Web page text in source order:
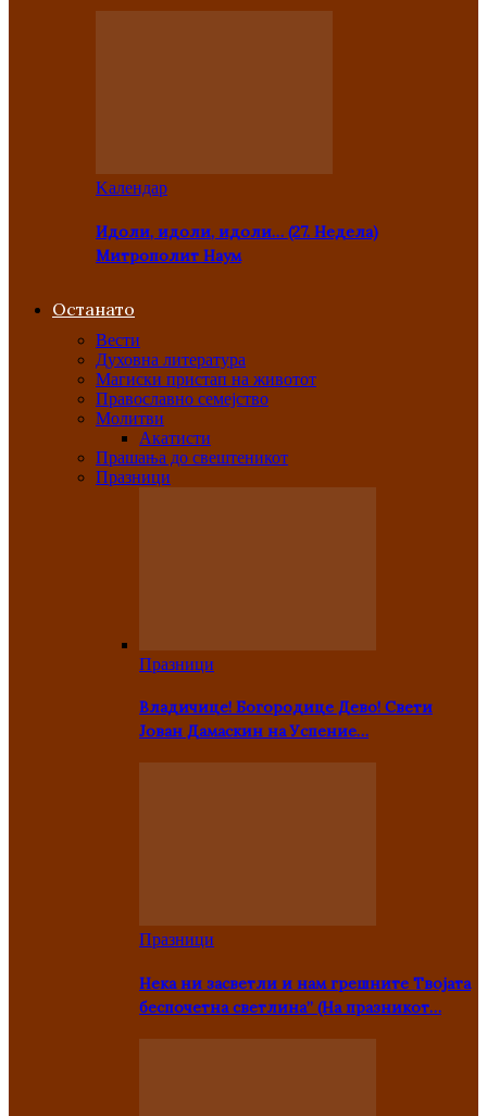
Kалендар
Идоли, идоли, идоли… (27. Недела)
Митрополит Наум
Останато
Вести
Духовна литература
Магиски пристап на животот
Православно семејство
Молитви
Акатисти
Прашања до свештеникот
Празници
Празници
Владичице! Богородице Дево! Свети
Јован Дамаскин на Успение…
Празници
Нека ни засветли и нам грешните Твојата
беспочетна светлина” (На празникот…